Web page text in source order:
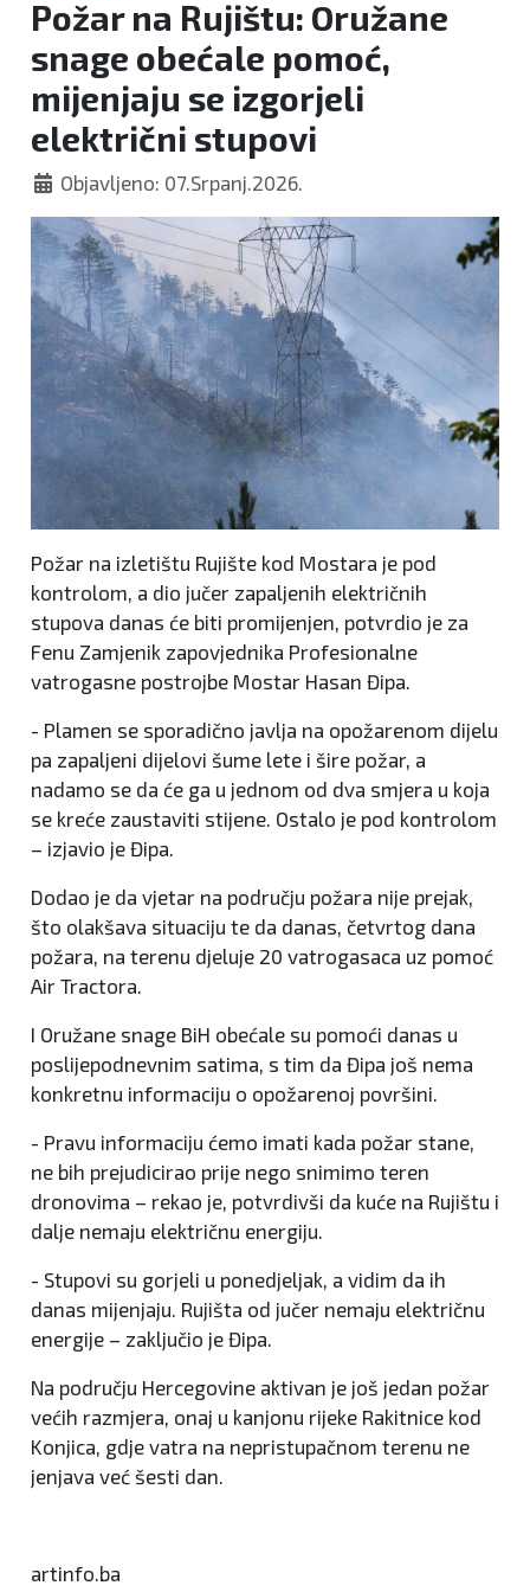
Požar na Rujištu: Oružane
snage obećale pomoć,
mijenjaju se izgorjeli
električni stupovi
Objavljeno: 07.Srpanj.2026.
Požar na izletištu Rujište kod Mostara je pod
kontrolom, a dio jučer zapaljenih električnih
stupova danas će biti promijenjen, potvrdio je za
Fenu Zamjenik zapovjednika Profesionalne
vatrogasne postrojbe Mostar Hasan Đipa.
- Plamen se sporadično javlja na opožarenom dijelu
pa zapaljeni dijelovi šume lete i šire požar, a
nadamo se da će ga u jednom od dva smjera u koja
se kreće zaustaviti stijene. Ostalo je pod kontrolom
– izjavio je Đipa.
Dodao je da vjetar na području požara nije prejak,
što olakšava situaciju te da danas, četvrtog dana
požara, na terenu djeluje 20 vatrogasaca uz pomoć
Air Tractora.
I Oružane snage BiH obećale su pomoći danas u
poslijepodnevnim satima, s tim da Đipa još nema
konkretnu informaciju o opožarenoj površini.
- Pravu informaciju ćemo imati kada požar stane,
ne bih prejudicirao prije nego snimimo teren
dronovima – rekao je, potvrdivši da kuće na Rujištu i
dalje nemaju električnu energiju.
- Stupovi su gorjeli u ponedjeljak, a vidim da ih
danas mijenjaju. Rujišta od jučer nemaju električnu
energije – zaključio je Đipa.
Na području Hercegovine aktivan je još jedan požar
većih razmjera, onaj u kanjonu rijeke Rakitnice kod
Konjica, gdje vatra na nepristupačnom terenu ne
jenjava već šesti dan.
artinfo.ba